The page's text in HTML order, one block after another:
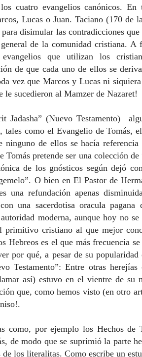
cuatro evangelios canónicos. En
Lucas o Juan. Taciano (170 de
disimular las contradicciones
de la comunidad cristiana.
que utilizan los
de que cada uno de ellos se
vez que Marcos y Lucas ni siquiera
le sucedieron al Mamzer de Nazaret!
Jadasha” (Nuevo Testamento)
tales como el Evangelio de Tomás,
ninguno de ellos se hacía
pretende ser una colección de
de los gnósticos según dejó
O bien en El Pastor de
una refundación apenas
una sacerdotisa oracula pagana
moderna, aunque hoy no
primitivo cristiano al que mejor
Hebreos es el que más frecuencia
por qué, a pesar de su
Testamento”: Entre otras herejías
así) estuvo en el vientre de su
que, como hemos visto (en otro
como, por ejemplo los Hechos de
de modo que se suprimió la parte
los literalitas. Como escribe un